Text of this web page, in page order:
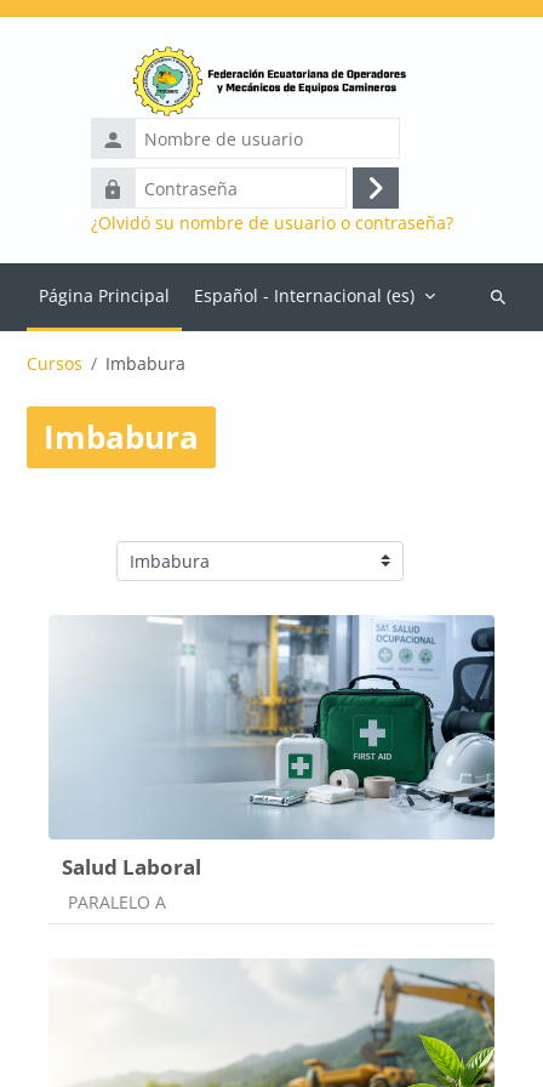
Salta al contenido principal
Nombre
de
usuario
Contraseña
Acceder
¿Olvidó su nombre de usuario o contraseña?
Página Principal Español - Internacional ‎(es)‎
Buscar
Cursos Imbabura
Imbabura
Categorías
Salud Laboral
Categoría de cursos
PARALELO A